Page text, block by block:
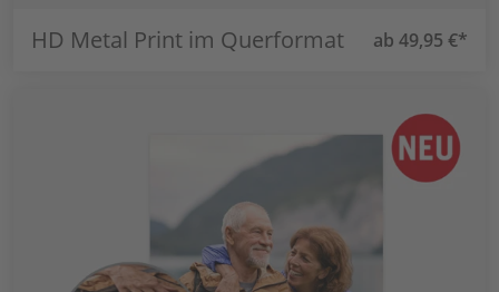
HD Metal Print im Querformat ab 49,95 €*